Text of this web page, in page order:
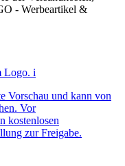
- Werbeartikel &
Logo. i
Vorschau und kann von
Vor
kostenlosen
zur Freigabe.